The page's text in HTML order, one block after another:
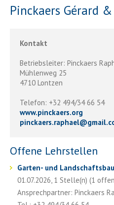
Pinckaers Gérard
Kontakt
Betriebsleiter: Pinckaers
Mühlenweg 25
4710 Lontzen
Telefon: +32 494/34 66 54
www.pinckaers.org
pinckaers.raphael@
Offene Lehrstellen
Garten- und
01.07.2026, 1 Stelle(n) (1
Ansprechpartner: Pinckaers